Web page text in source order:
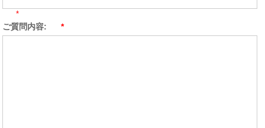
*
ご質問内容: *